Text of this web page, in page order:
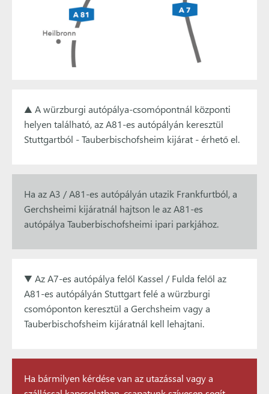
▲ A würzburgi autópálya-csomópontnál központi
helyen található, az A81-es autópályán keresztül
Stuttgartból - Tauberbischofsheim kijárat - érhető el.
Ha az A3 / A81-es autópályán utazik Frankfurtból, a
Gerchsheimi kijáratnál hajtson le az A81-es
autópálya Tauberbischofsheimi ipari parkjához.
▼ Az A7-es autópálya felől Kassel / Fulda felől az
A81-es autópályán Stuttgart felé a würzburgi
csomóponton keresztül a Gerchsheim vagy a
Tauberbischofsheim kijáratnál kell lehajtani.
Ha bármilyen kérdése van az utazással vagy a